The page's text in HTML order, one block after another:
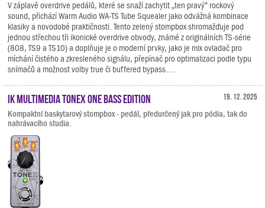
V záplavě overdrive pedálů, které se snaží zachytit „ten pravý“ rockový
sound, přichází Warm Audio WA-TS Tube Squealer jako odvážná kombinace
klasiky a novodobé praktičnosti. Tento zelený stompbox shromažďuje pod
jednou střechou tři ikonické overdrive obvody, známé z originálních TS-série
(808, TS9 a TS10) a doplňuje je o moderní prvky, jako je mix ovladač pro
míchání čistého a zkresleného signálu, přepínač pro optimalizaci podle typu
snímačů a možnost volby true či buffered bypass....
19. 12. 2025
IK Multimedia TONEX ONE Bass Edition
Kompaktní baskytarový stompbox - pedál, předurčený jak pro pódia, tak do
nahrávacího studia.